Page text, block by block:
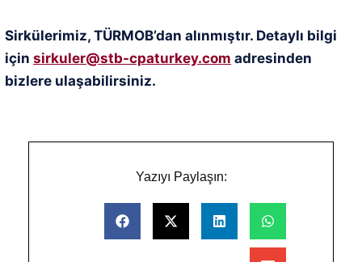
Sirkülerimiz, TÜRMOB’dan alınmıştır. Detaylı bilgi
için sirkuler@stb-cpaturkey.com adresinden
bizlere ulaşabilirsiniz.
Yazıyı Paylaşın: